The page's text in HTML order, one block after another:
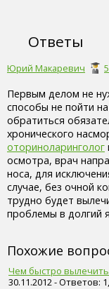
Ответы
Юрий Макаревич
Первым делом не
способы не пойти
обратиться
хронического
оториноларинголог
осмотра, врач
носа, для
случае, без очной
трудно будет
проблемы в долгий
Похожие
Чем быстро вылечить
30.11.2012 - Ответов: